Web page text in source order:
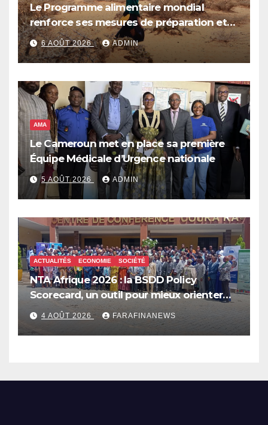
Le Programme alimentaire mondial
renforce ses mesures de préparation et
de réponse face à la menace d’El Niño,
qui pourrait plonger des dizaines de
millions de personnes dans l’insécurité
alimentaire aiguë
6 AOÛT 2026 ADMIN
AMA
Le Cameroun met en place sa première
Équipe Médicale d’Urgence nationale
5 AOÛT 2026 ADMIN
ACTUALITÉS ECONOMIE SOCIÉTÉ
NTA Afrique 2026 : la BSDD Policy
Scorecard, un outil pour mieux orienter
les dépenses publiques
4 AOÛT 2026 FARAFINANEWS